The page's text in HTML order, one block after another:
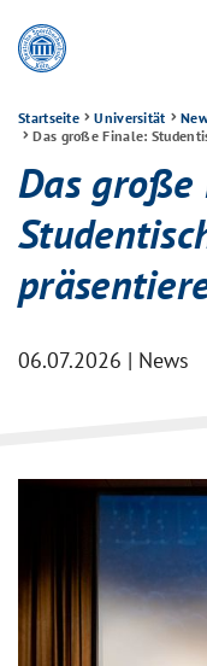
Startseite Universität
Das große Finale:
Das
06.07.2026 | News